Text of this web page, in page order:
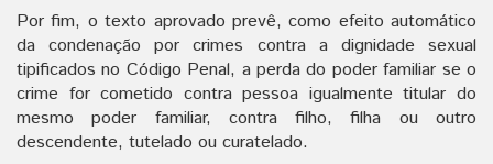
Por fim, o texto aprovado prevê, como efeito automático
da condenação por crimes contra a dignidade sexual
tipificados no Código Penal, a perda do poder familiar se o
crime for cometido contra pessoa igualmente titular do
mesmo poder familiar, contra filho, filha ou outro
descendente, tutelado ou curatelado.